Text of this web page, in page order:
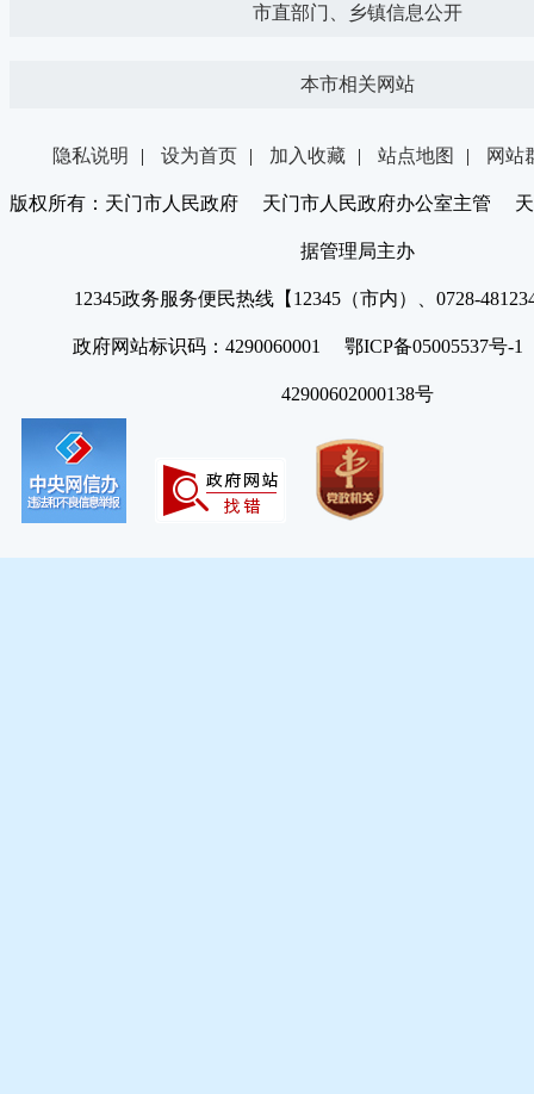
市直部门、乡镇信息公开
本市相关网站
隐私说明 | 设为首页 | 加入收藏 | 站点地图 | 网站
版权所有：天门市人民政府 天门市人民政府办公室主管 天
据管理局主办
12345政务服务便民热线【12345（市内）、0728-
政府网站标识码：4290060001 鄂ICP备05005537号
42900602000138号